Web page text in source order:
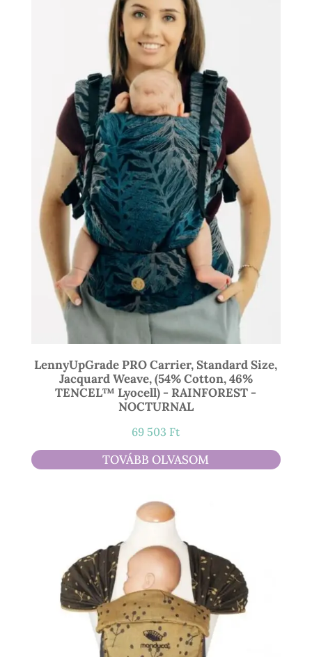
LennyUpGrade PRO Carrier, Standard Size,
Jacquard Weave, (54% Cotton, 46%
TENCEL™ Lyocell) - RAINFOREST -
NOCTURNAL
69 503 Ft
TOVÁBB OLVASOM